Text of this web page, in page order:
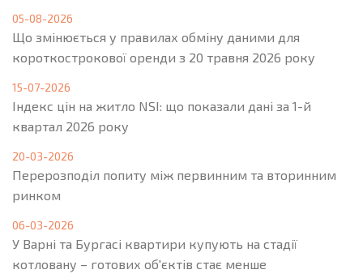
05-08-2026
Що змінюється у правилах обміну даними для
короткострокової оренди з 20 травня 2026 року
15-07-2026
Індекс цін на житло NSI: що показали дані за 1-й
квартал 2026 року
20-03-2026
Перерозподіл попиту між первинним та вторинним
ринком
06-03-2026
У Варні та Бургасі квартири купують на стадії
котловану – готових об'єктів стає менше